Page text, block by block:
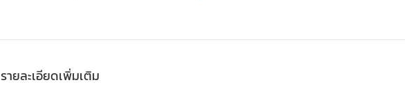
ชิ้น
รายละเอียดเพิ่มเติม